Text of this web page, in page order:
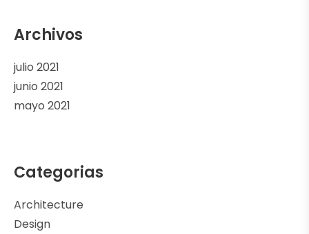
Archivos
julio 2021
junio 2021
mayo 2021
Categorias
Architecture
Design